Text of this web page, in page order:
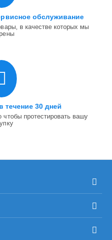
обслуживание
в качестве которых мы
течение 30 дней
чтобы протестировать вашу